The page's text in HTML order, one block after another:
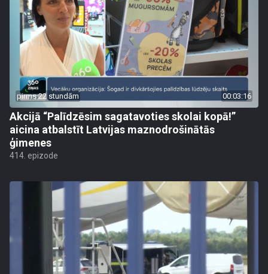
pirms 22 stundām 00:03:16
Akcijā “Palīdzēsim sagatavoties skolai kopā!”
aicina atbalstīt Latvijas maznodrošinātās
ģimenes
414. epizode